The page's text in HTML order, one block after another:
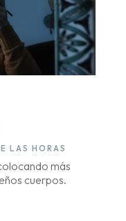
LAS HORAS
más
cuerpos.